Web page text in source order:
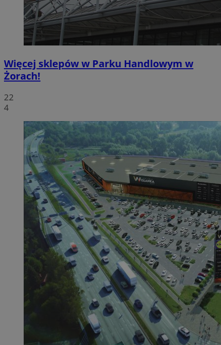
Więcej sklepów w Parku Handlowym w
Żorach!
22
4